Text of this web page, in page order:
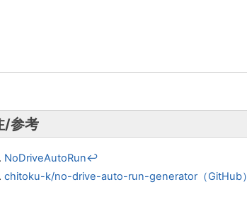
/参考
NoDriveAutoRun↩
chitoku-k/no-drive-auto-run-generator（GitHub）